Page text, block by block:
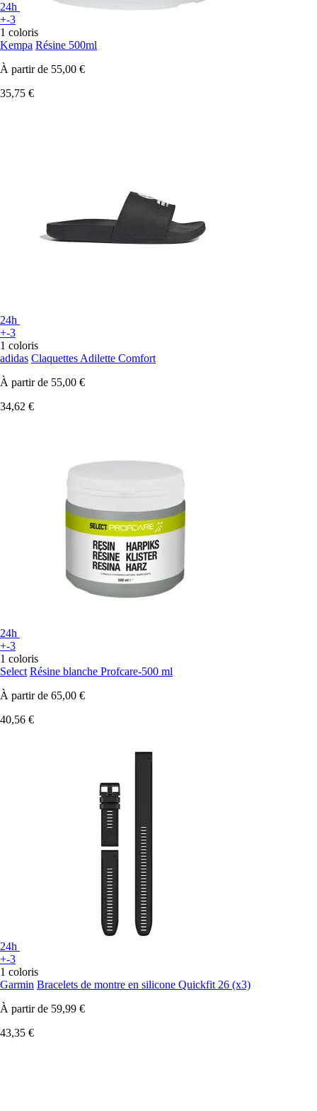
24h
+-3
1 coloris
Kempa Résine 500ml
À partir de 55,00 €
35,75 €
24h
+-3
1 coloris
adidas Claquettes Adilette Comfort
À partir de 55,00 €
34,62 €
24h
+-3
1 coloris
Select Résine blanche Profcare-500 ml
À partir de 65,00 €
40,56 €
24h
+-3
1 coloris
Garmin Bracelets de montre en silicone Quickfit 26 (x3)
À partir de 59,99 €
43,35 €